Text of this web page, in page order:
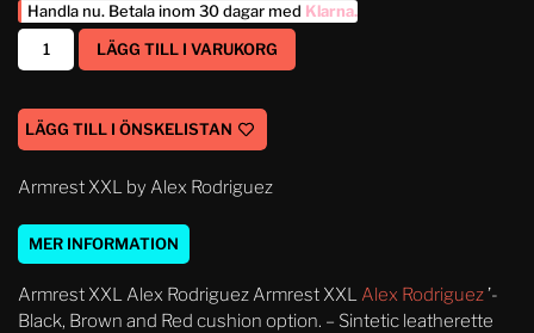
Handla nu. Betala inom 30 dagar med Klarna.
LÄGG TILL I VARUKORG
LÄGG TILL I ÖNSKELISTAN
Armrest XXL by Alex Rodriguez
MER INFORMATION
Armrest XXL Alex Rodriguez Armrest XXLAlex Rodriguez’-
Black, Brown and Red cushion option. – Sintetic leatherette